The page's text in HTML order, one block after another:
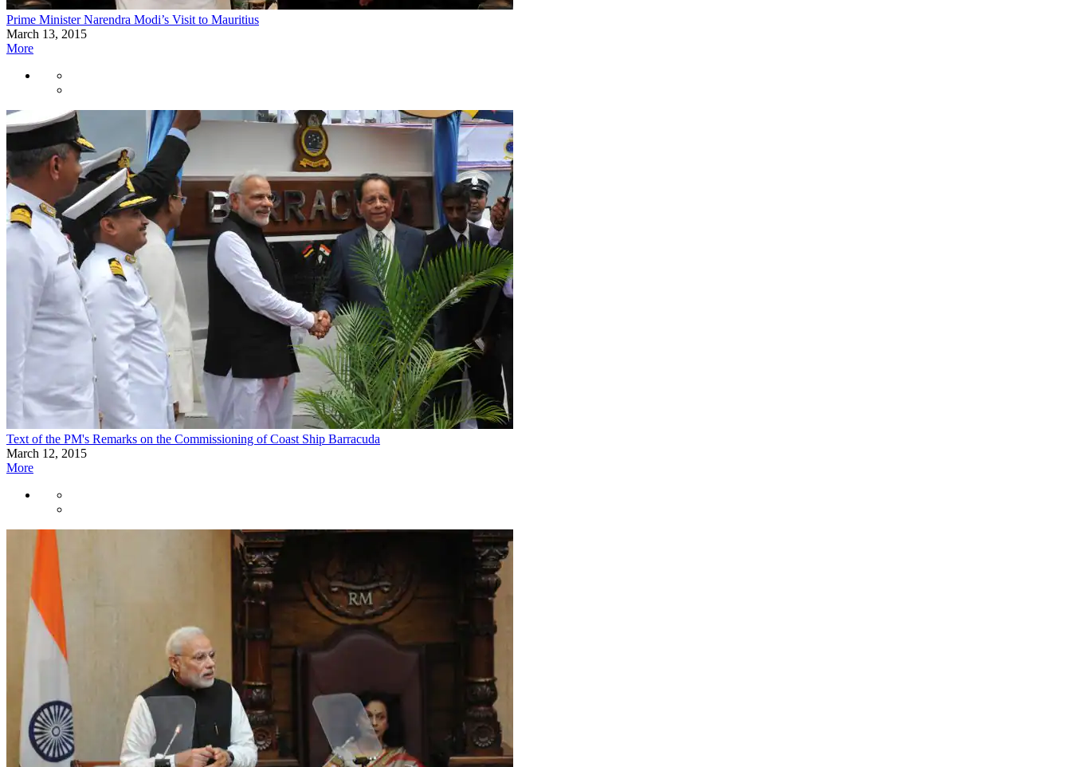
Prime Minister Narendra Modi’s Visit to Mauritius
March 13, 2015
More
Text of the PM's Remarks on the Commissioning of Coast Ship Barracuda
March 12, 2015
More